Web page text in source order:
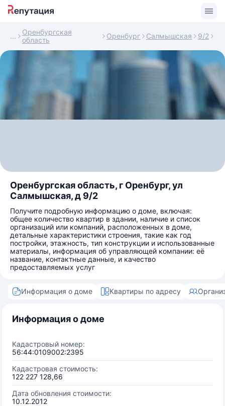
Оренбургская
область
Оренбург Салмышская 9/2
Оренбургская область, г Оренбург, ул
Салмышская, д 9/2
Получите подробную информацию о доме, включая:
общее количество квартир в здании, наличие и список
организаций или компаний, расположенных в доме,
детальные характеристики строения, такие как год
постройки, этажность, тип конструкции и использованные
материалы, информация об управляющей компании: её
название, контактные данные, и качество
предоставляемых услуг
Информация о доме Квартиры по адресу
Информация о доме
Кадастровый номер:
56:44:0109002:2395
Кадастровая стоимость:
122 227 128,66
Дата обновления стоимости:
10.12.2012